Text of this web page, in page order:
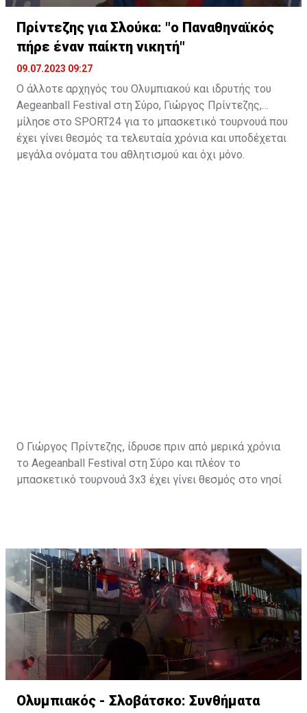
Πρίντεζης για Σλούκα: "ο Παναθηναϊκός
πήρε έναν παίκτη νικητή"
09.07.2023 09:27
Ο άλλοτε αρχηγός του Ολυμπιακού και ιδρυτής του
Aegeanball Festival στη Σύρο, Γιώργος Πρίντεζης,
μίλησε στο SPORT24 για το μπασκετικό τουρνουά που
έχει γίνει θεσμός τα τελευταία χρόνια και υποδέχεται
μεγάλα ονόματα του αθλητισμού και όχι μόνο.
Ο Γιώργος Πρίντεζης, ίδρυσε πριν από μερικά χρόνια
το Aegeanball Festival στη Σύρο και πλέον το
μπασκετικό τουρνουά 3x3 έχει γίνει θεσμός στο νησί
μίλησε για το θέμα της ημέρας, την μετακίνηση του
Κώστα Σλούκα από τους "ερυθρόλευκους" στους
"πράσινους" τονίζοντας: "Ο κάθε άνθρωπος είναι
μεγάλος, παίρνει τις δικές του αποφάσεις. Δεν είμαστε
όλοι ίδιοι. Τα δάχτυλα του χεριού δεν είναι όλα ίδια. Ο
καθένας αντιμετωπίζει τις καταστάσεις όπως πιστεύει
εκείνος καλύτερα για την οικογένεια του, για τον
εγωισμό του. Για αυτά που πιστεύει ότι μπορεί να κάνει.
Πήρε μια απόφαση, σίγουρα ο Κώστας για να πάρει αυτή
την απόφαση τη σκέφτηκε με την οικογένεια του. Ο
καθένας κάνει αυτό που πραγματικά πιστεύει καλύτερο
Ολυμπιακός - Σλοβάτσκο: Συνθήματα